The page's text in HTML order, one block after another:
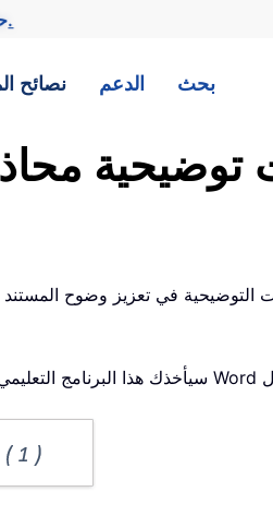
تحقيق المزيد بجهد أقل.
نصائح الدعم بحث